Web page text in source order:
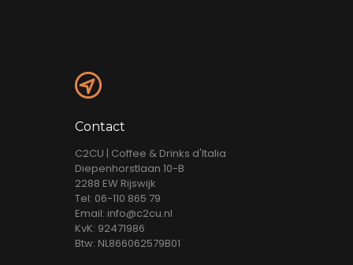
Contact
C2CU | Coffee & Drinks d'Italia
Diepenhorstlaan 10-B
2288 EW Rijswijk
Tel: 06-110 865 79
Email: info@c2cu.nl
KvK: 92471986
Btw: NL866062579B01